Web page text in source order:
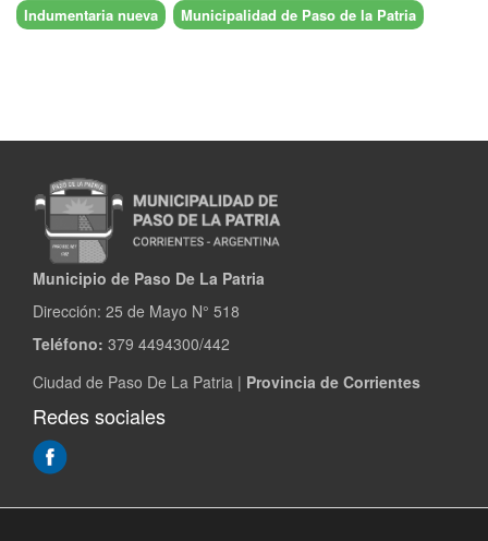
Indumentaria nueva Municipalidad de Paso de la Patria
Municipio de Paso De La Patria
Dirección: 25 de Mayo N° 518
Teléfono: 379 4494300/442
Ciudad de Paso De La Patria | Provincia de Corrientes
Redes sociales